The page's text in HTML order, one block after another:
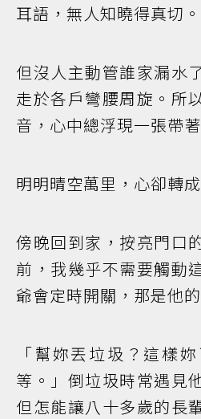
耳語，無人知曉得真切。
但沒人主動管誰家漏水
走於各戶彎腰周旋。所
音，心中總浮現一張帶
明明晴空萬里，心卻轉
傍晚回到家，按亮門口
前，我幾乎不需要觸動
爺會定時開關，那是他
「幫妳丟垃圾？這樣
等。」倒垃圾時常遇見
但怎能讓八十多歲的長